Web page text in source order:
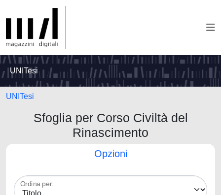
UNITesi
UNITesi
Sfoglia per Corso Civiltà del
Rinascimento
Opzioni
Ordina per: